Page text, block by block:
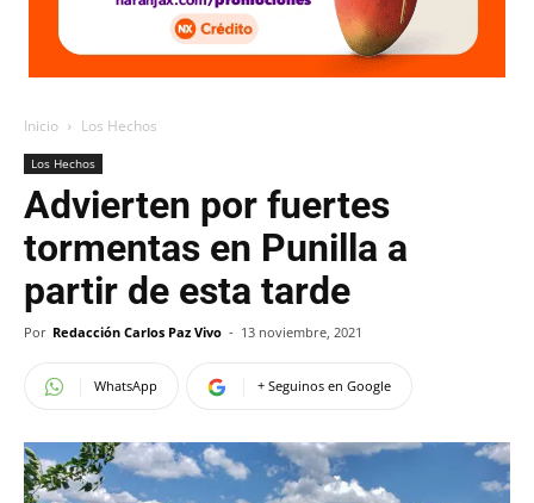
Inicio Los Hechos
Los Hechos
Advierten por fuertes
tormentas en Punilla a
partir de esta tarde
Por Redacción Carlos Paz Vivo - 13 noviembre, 2021
WhatsApp + Seguinos en Google